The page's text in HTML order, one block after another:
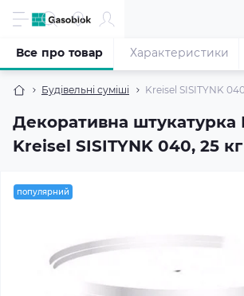
Будівельні суміші Kreisel SISITYNK
Декоративна штукатурка
Kreisel SISITYNK 040, 25 кг
Все про товар Характеристики
популярний